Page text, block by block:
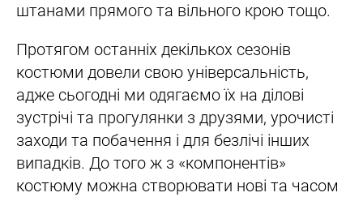
штанами прямого та вільного крою тощо.
Протягом останніх декількох сезонів
костюми довели свою універсальність,
адже сьогодні ми одягаємо їх на ділові
зустрічі та прогулянки з друзями, урочисті
заходи та побачення і для безлічі інших
випадків. До того ж з «компонентів»
костюму можна створювати нові та часом